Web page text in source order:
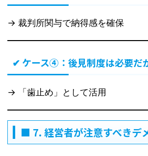
→ 裁判所関与で納得感を確保
✔ ケース④：後見制度は必要だ
→ 「歯止め」として活用
■ 7. 経営者が注意すべきデ